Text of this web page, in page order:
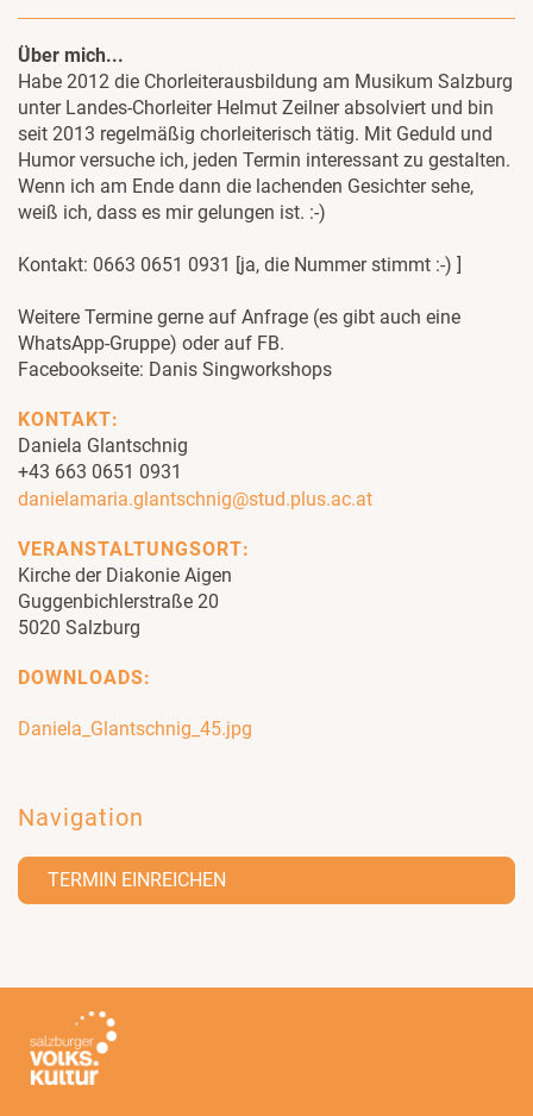
Über mich...
Habe 2012 die Chorleiterausbildung am Musikum Salzburg
unter Landes-Chorleiter Helmut Zeilner absolviert und bin
seit 2013 regelmäßig chorleiterisch tätig. Mit Geduld und
Humor versuche ich, jeden Termin interessant zu gestalten.
Wenn ich am Ende dann die lachenden Gesichter sehe,
weiß ich, dass es mir gelungen ist. :-)
Kontakt: 0663 0651 0931 [ja, die Nummer stimmt :-) ]
Weitere Termine gerne auf Anfrage (es gibt auch eine
WhatsApp-Gruppe) oder auf FB.
Facebookseite: Danis Singworkshops
KONTAKT:
Daniela Glantschnig
+43 663 0651 0931
danielamaria.glantschnig@stud.plus.ac.at
VERANSTALTUNGSORT:
Kirche der Diakonie Aigen
Guggenbichlerstraße 20
5020 Salzburg
DOWNLOADS:
Daniela_Glantschnig_45.jpg
Navigation
TERMIN EINREICHEN